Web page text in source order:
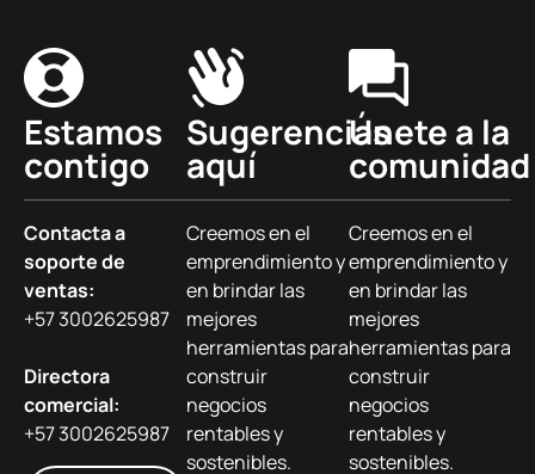
Estamos
contigo
Contacta a
soporte de
ventas:
+57 3002625987
Directora
comercial:
+57 3002625987
Sugerencias
aquí
Creemos en el
emprendimiento y
en brindar las
mejores
herramientas para
construir
negocios
rentables y
sostenibles.
Únete a la
comunidad
Creemos en el
emprendimiento y
en brindar las
mejores
herramientas para
construir
negocios
rentables y
sostenibles.